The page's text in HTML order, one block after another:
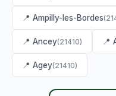
📍 Ampilly-les-Bordes
📍 Ancey(21410) 📍
📍 Agey(21410)